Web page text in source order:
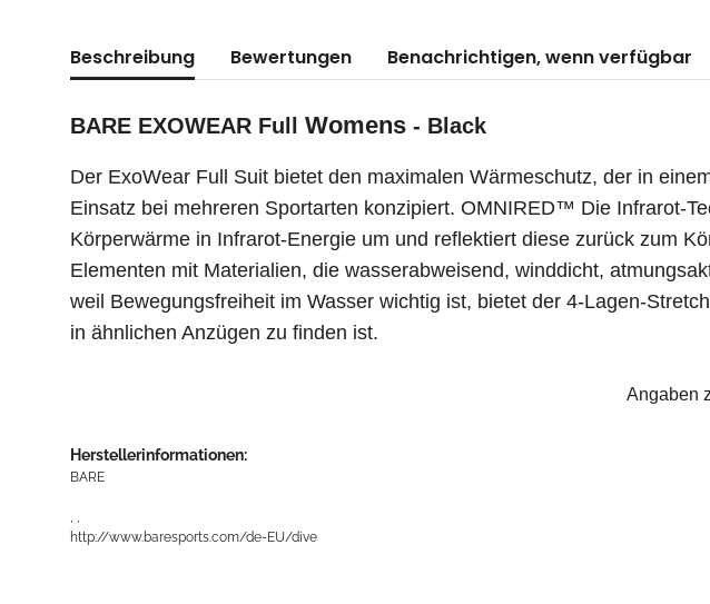
weitere Registerkarten anzeigen
Beschreibung Bewertungen Benachrichtigen, wenn verfügbar
BARE EXOWEAR Full Womens - Black
Der ExoWear Full Suit bietet den maximalen Wärmeschutz, der in
Einsatz bei mehreren Sportarten konzipiert. OMNIRED™ Die Infrarot-
Körperwärme in Infrarot-Energie um und reflektiert diese zurück zum
Elementen mit Materialien, die wasserabweisend, winddicht,
weil Bewegungsfreiheit im Wasser wichtig ist, bietet der 4-Lagen-
in ähnlichen Anzügen zu finden ist.
Angaben
Herstellerinformationen:
BARE
http://www.baresports.com/de-EU/dive